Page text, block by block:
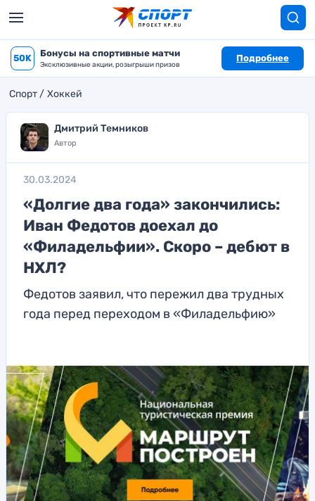
50K Бонусы на спортивные матчи
Эксклюзивные акции, розыгрыши призов
Подробнее
Спорт Хоккей
Дмитрий Темников
Автор
30.03.2024
«Долгие два года» закончились:
Иван Федотов доехал до
«Филадельфии». Скоро – дебют в
НХЛ?
Федотов заявил, что пережил два трудных
года перед переходом в «Филадельфию»